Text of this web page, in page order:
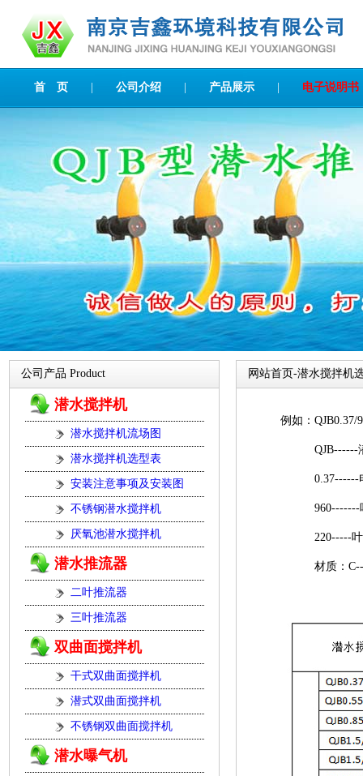
首 页 公司介绍 产品展示 电子说明书
公司产品 Product
潜水搅拌机
潜水搅拌机流场图
潜水搅拌机选型表
安装注意事项及安装图
不锈钢潜水搅拌机
厌氧池潜水搅拌机
潜水推流器
二叶推流器
三叶推流器
双曲面搅拌机
干式双曲面搅拌机
潜式双曲面搅拌机
不锈钢双曲面搅拌机
潜水曝气机
网站首页-潜水搅拌机
例如：QJB0.37/
QJB------潜
0.37------电
960-------叶
220-----叶
材质：